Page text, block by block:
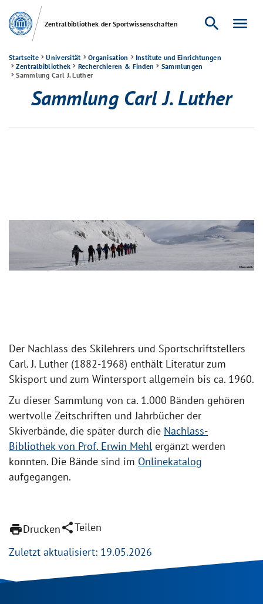
Zentralbibliothek der Sportwissenschaften search menu
Startseite Universität Organisation
Institute und Einrichtungen
Zentralbibliothek
Recherchieren & Finden
Sammlungen
Sammlung Carl J. Luther
Sammlung Carl J. Luther
Der Nachlass des Skilehrers und Sportschriftstellers
Carl. J. Luther (1882-1968) enthält Literatur zum
Skisport und zum Wintersport allgemein bis ca. 1960.
Zu dieser Sammlung von ca. 1.000 Bänden gehören
wertvolle Zeitschriften und Jahrbücher der
Skiverbände, die später durch die Nachlass-
Bibliothek von Prof. Erwin Mehl ergänzt werden
konnten. Die Bände sind im Onlinekatalog
aufgegangen.
printDruckenshareTeilen
Zuletzt aktualisiert: 19.05.2026